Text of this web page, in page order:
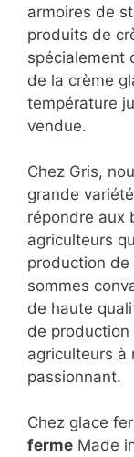
armoires de
produits de
spécialement
de la crème
température
vendue.
Chez Gris,
grande
répondre aux
agriculteurs
production de
sommes
de haute
de
agriculteurs à
passionnant.
Chez glace
ferme Made